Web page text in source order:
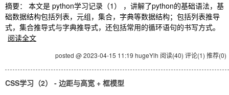
摘要： 本文是 python学习记录（1） ，讲解了python的基础语法，基
础数据结构包括列表，元组，集合，字典等数据结构；包括列表推导
式，集合推导式与字典推导式，还包括常用的循环语句的书写方式。
阅读全文
posted @ 2023-04-15 11:19 hugeYlh 阅读(40) 评论(1) 推荐(0)
CSS学习（2） - 边距与高宽 + 框模型